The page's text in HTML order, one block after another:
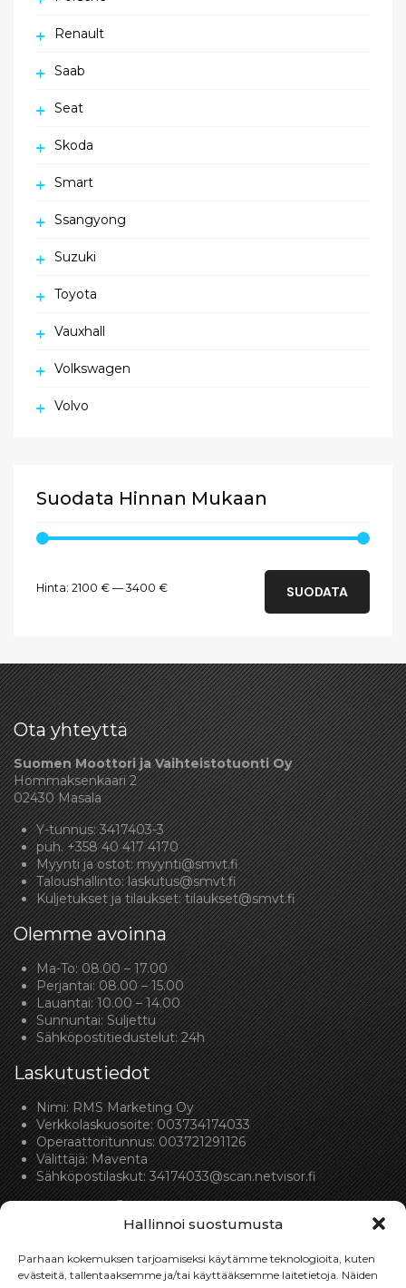
Hallinnoi suostumusta
Parhaan kokemuksen tarjoamiseksi käytämme teknologioita, kuten
evästeitä, tallentaaksemme ja/tai käyttääksemme laitetietoja. Näiden
Renault
Saab
Seat
Skoda
Smart
Ssangyong
Suzuki
Toyota
Vauxhall
Volkswagen
Volvo
Suodata Hinnan Mukaan
Minimihinta
Maksimihinta SUODATA
Hinta: 2100 € —3400 €
Ota yhteyttä
Suomen Moottori ja Vaihteistotuonti Oy
Hommaksenkaari 2
02430 Masala
Y-tunnus: 3417403-3
puh.+358 40 417 4170
Myynti ja ostot:myynti@smvt.fi
Taloushallinto:laskutus@smvt.fi
Kuljetukset ja tilaukset:tilaukset@smvt.fi
Olemme avoinna
Ma-To: 08.00 – 17.00
Perjantai: 08.00 – 15.00
Lauantai: 10.00 – 14.00
Sunnuntai: Suljettu
Sähköpostitiedustelut: 24h
Laskutustiedot
Nimi: RMS Marketing Oy
Verkkolaskuosoite: 003734174033
Operaattoritunnus: 003721291126
Välittäjä: Maventa
Sähköpostilaskut:34174033@scan.netvisor.fi